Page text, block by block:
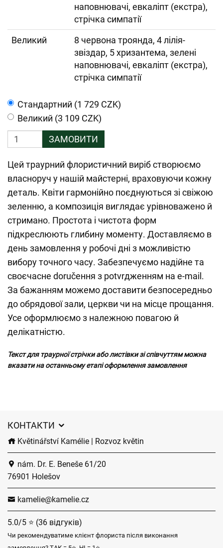
наповнювачі, евкаліпт (екстра),
стрічка симпатії
Великий
8 червона троянда, 4 лілія-
звіздар, 5 хризантема, зелені
наповнювачі, евкаліпт (екстра),
стрічка симпатії
Cтандартний (1 729 CZK)
Великий (3 109 CZK)
ЗАМОВИТИ
Цей траурний флористичний виріб створюємо
власноруч у нашій майстерні, враховуючи кожну
деталь. Квіти гармонійно поєднуються зі свіжою
зеленню, а композиція виглядає урівноважено й
стримано. Простота і чистота форм
підкреслюють глибину моменту. Доставляємо в
день замовлення у робочі дні з можливістю
вибору точного часу. Забезпечуємо надійне та
своєчасне doručення з potvrдженням на e-mail.
За бажанням можемо доставити безпосередньо
до обрядової зали, церкви чи на місце прощання.
Усе оформлюємо з належною повагою й
делікатністю.
Текст для траурної стрічки або листівки зі співчуттям можна
вказати на останньому етапі оформлення замовлення
КОНТАКТИ
Květinářství Kamélie | Rozvoz květin
nám. Dr. E. Beneše 61/20
76901 Holešov
kamelie@kamelie.cz
5.0/5 ⭐ (36 відгуків)
Чи рекомендуватиме клієнт флориста після виконання